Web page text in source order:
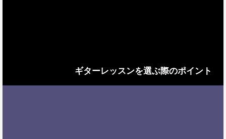
ギターレッスンを選ぶ際のポイント